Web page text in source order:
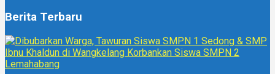
Berita Terbaru